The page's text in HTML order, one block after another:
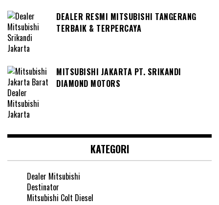
DEALER RESMI MITSUBISHI TANGERANG
TERBAIK & TERPERCAYA
MITSUBISHI JAKARTA PT. SRIKANDI
DIAMOND MOTORS
KATEGORI
Dealer Mitsubishi
Destinator
Mitsubishi Colt Diesel